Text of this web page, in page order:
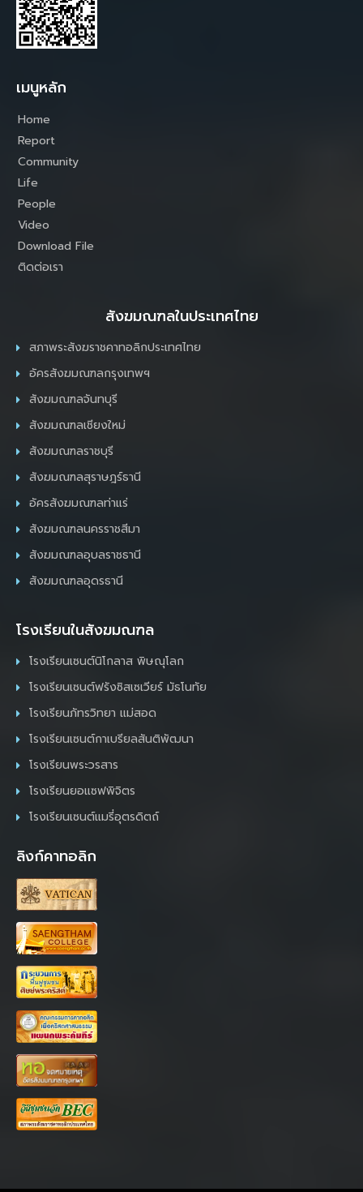
เมนูหลัก
Home
Report
Community
Life
People
Video
Download File
ติดต่อเรา
สังฆมณฑลในประเทศไทย
สภาพระสังฆราชคาทอลิกประเทศไทย
อัครสังฆมณฑลกรุงเทพฯ
สังฆมณฑลจันทบุรี
สังฆมณฑลเชียงใหม่
สังฆมณฑลราชบุรี
สังฆมณฑลสุราษฎร์ธานี
อัครสังฆมณฑลท่าแร่
สังฆมณฑลนครราชสีมา
สังฆมณฑลอุบลราชธานี
สังฆมณฑลอุดรธานี
โรงเรียนในสังฆมณฑล
โรงเรียนเซนต์นิโกลาส พิษณุโลก
โรงเรียนเซนต์ฟรังซิสเซเวียร์ มัธโนทัย
โรงเรียนภัทรวิทยา แม่สอด
โรงเรียนเซนต์กาเบรียลสันติพัฒนา
โรงเรียนพระวรสาร
โรงเรียนยอแซฟพิจิตร
โรงเรียนเซนต์แมรี่อุตรดิตถ์
ลิงก์คาทอลิก